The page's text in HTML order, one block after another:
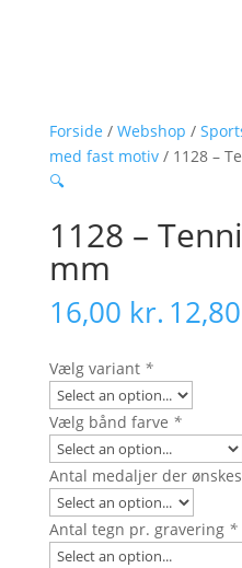
Forside / Webshop /
med fast motiv/ 1128 –
🔍
1128 –
mm
16,00 kr. 12,80
Vælg variant *
Vælg bånd farve *
Antal medaljer der
Antal tegn pr. gravering *